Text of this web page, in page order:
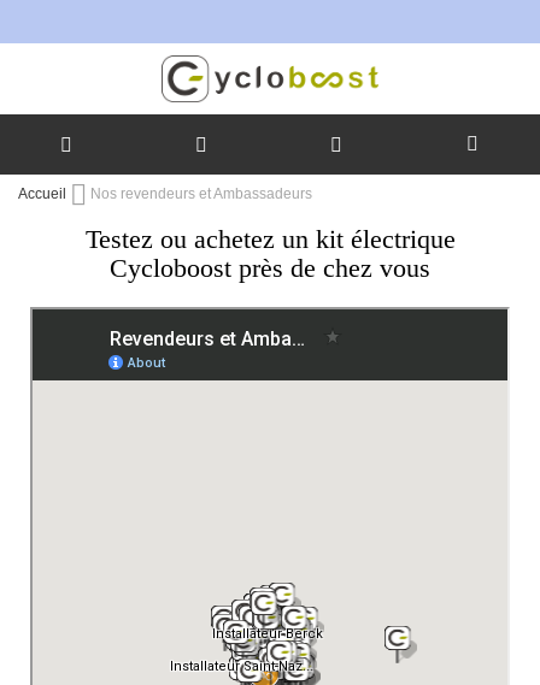
Allez
Accueil Nos revendeurs et Ambassadeurs
Testez ou achetez un kit électrique
Cycloboost près de chez vous